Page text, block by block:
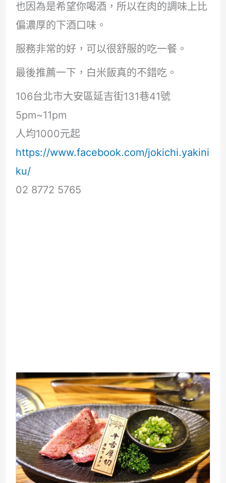
也因為是希望你喝酒，所以在肉的調味上比
偏濃厚的下酒口味。
服務非常的好，可以很舒服的吃一餐。
最後推薦一下，白米飯真的不錯吃。
106台北市大安區延吉街131巷41號
5pm~11pm
人均1000元起
https://www.facebook.com/jokichi.yakini
ku/
02 8772 5765